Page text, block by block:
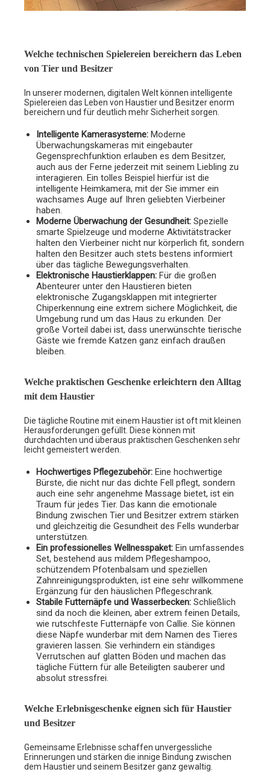
Welche technischen Spielereien bereichern das Leben
von Tier und Besitzer
In unserer modernen, digitalen Welt können intelligente
Spielereien das Leben von Haustier und Besitzer enorm
bereichern und für deutlich mehr Sicherheit sorgen.
Intelligente Kamerasysteme: Moderne
Überwachungskameras mit eingebauter
Gegensprechfunktion erlauben es dem Besitzer,
auch aus der Ferne jederzeit mit seinem Liebling zu
interagieren. Ein tolles Beispiel hierfür ist die
intelligente Heimkamera, mit der Sie immer ein
wachsames Auge auf Ihren geliebten Vierbeiner
haben.
Moderne Überwachung der Gesundheit: Spezielle
smarte Spielzeuge und moderne Aktivitätstracker
halten den Vierbeiner nicht nur körperlich fit, sondern
halten den Besitzer auch stets bestens informiert
über das tägliche Bewegungsverhalten.
Elektronische Haustierklappen: Für die großen
Abenteurer unter den Haustieren bieten
elektronische Zugangsklappen mit integrierter
Chiperkennung eine extrem sichere Möglichkeit, die
Umgebung rund um das Haus zu erkunden. Der
große Vorteil dabei ist, dass unerwünschte tierische
Gäste wie fremde Katzen ganz einfach draußen
bleiben.
Welche praktischen Geschenke erleichtern den Alltag
mit dem Haustier
Die tägliche Routine mit einem Haustier ist oft mit kleinen
Herausforderungen gefüllt. Diese können mit
durchdachten und überaus praktischen Geschenken sehr
leicht gemeistert werden.
Hochwertiges Pflegezubehör: Eine hochwertige
Bürste, die nicht nur das dichte Fell pflegt, sondern
auch eine sehr angenehme Massage bietet, ist ein
Traum für jedes Tier. Das kann die emotionale
Bindung zwischen Tier und Besitzer extrem stärken
und gleichzeitig die Gesundheit des Fells wunderbar
unterstützen.
Ein professionelles Wellnesspaket: Ein umfassendes
Set, bestehend aus mildem Pflegeshampoo,
schützendem Pfotenbalsam und speziellen
Zahnreinigungsprodukten, ist eine sehr willkommene
Ergänzung für den häuslichen Pflegeschrank.
Stabile Futternäpfe und Wasserbecken: Schließlich
sind da noch die kleinen, aber extrem feinen Details,
wie rutschfeste Futternäpfe von Callie. Sie können
diese Näpfe wunderbar mit dem Namen des Tieres
gravieren lassen. Sie verhindern ein ständiges
Verrutschen auf glatten Böden und machen das
tägliche Füttern für alle Beteiligten sauberer und
absolut stressfrei.
Welche Erlebnisgeschenke eignen sich für Haustier
und Besitzer
Gemeinsame Erlebnisse schaffen unvergessliche
Erinnerungen und stärken die innige Bindung zwischen
dem Haustier und seinem Besitzer ganz gewaltig.